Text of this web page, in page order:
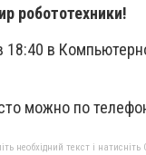
робототехники!
в
можно по
необхідний текст і